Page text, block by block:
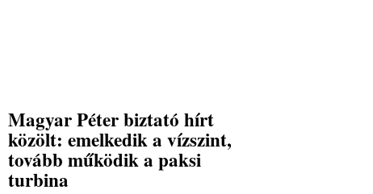
Magyar Péter biztató hírt
közölt: emelkedik a vízszint,
tovább működik a paksi
turbina